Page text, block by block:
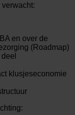
en over de
(Roadmap)
klusjeseconomie